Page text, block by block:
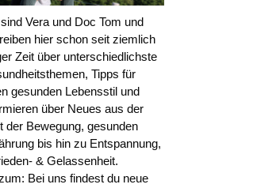
Vera und Doc Tom und
hier schon seit ziemlich
Zeit über unterschiedlichste
Tipps für
gesunden Lebensstil und
über Neues aus der
der Bewegung, gesunden
bis hin zu Entspannung,
& Gelassenheit.
Bei uns findest du neue